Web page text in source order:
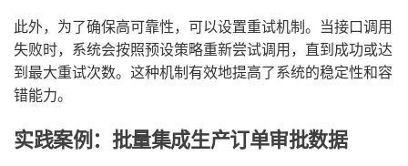
此外，为了确保高可靠性，可以设置重试机制。当接口调用
失败时，系统会按照预设策略重新尝试调用，直到成功或达
到最大重试次数。这种机制有效地提高了系统的稳定性和容
错能力。
实践案例：批量集成生产订单审批数据